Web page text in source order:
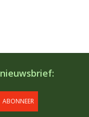
ABONNEER